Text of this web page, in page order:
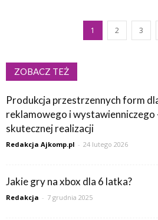
1 2 3
ZOBACZ TEŻ
Produkcja przestrzennych form
reklamowego i wystawienniczego
skutecznej realizacji
Redakcja Ajkomp.pl - 24 lutego 2026
Jakie gry na xbox dla 6 latka?
Redakcja - 7 grudnia 2025